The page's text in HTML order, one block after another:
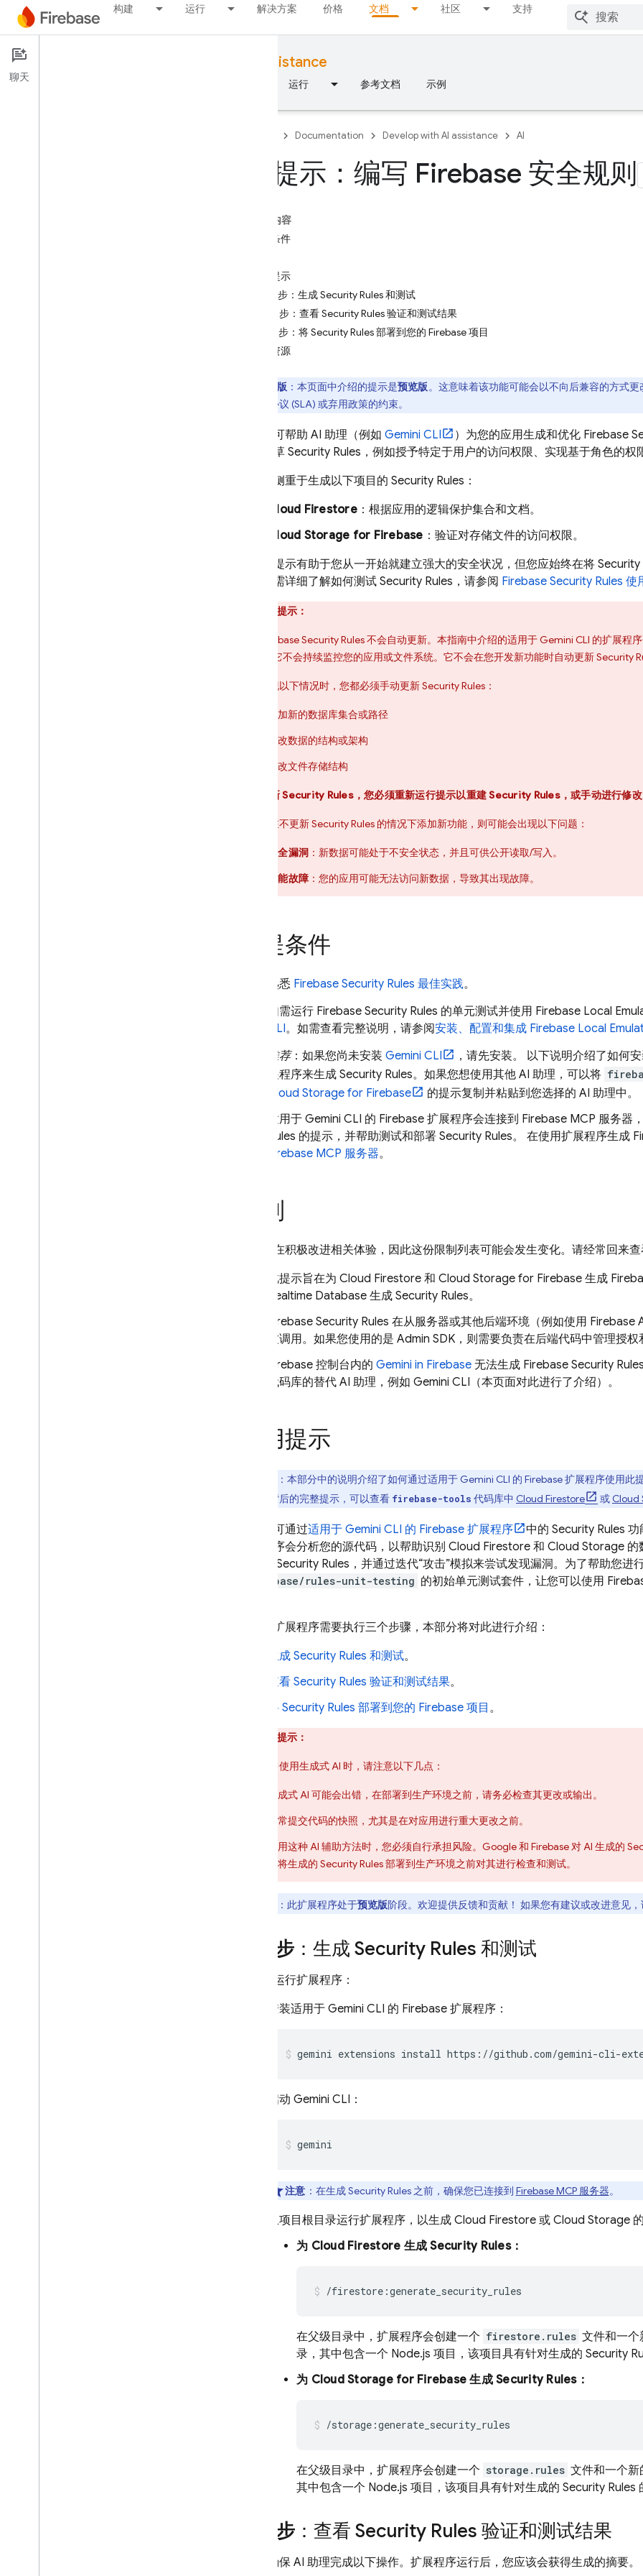
构建 运行 解决方案 价格 文档 社区 支持
Documentation Develop with AI assistance
概览 运行 参考文档 示例
Documentation Develop with AI assistance AI
AI 提示：编写 Firebase 安全规则
本页内容
前提条件
使用提示
第 1 步：生成 Security Rules 和测试
第 2 步：查看 Security Rules 验证和测试结果
第 3 步：将 Security Rules 部署到您的 Firebase 项目
其他资源
预览版 ： 本页面中介绍的提示是预览版。这意味着该功能可能会以不向后兼容的方式
务等级协议 (SLA) 或弃用政策的约束。
此提示可帮助 AI 助理（例如 Gemini CLI ）为您的应用生成和优化 Firebase
场景起草 Security Rules ，例如授予特定于用户的访问权限、实现基于角色的权
此提示侧重于生成以下项目的 Security Rules ：
Cloud Firestore：根据应用的逻辑保护集合和文档。
Cloud Storage for Firebase ：验证对存储文件的访问权限。
使用此提示有助于您从一开始就建立强大的安全状况，但您应始终在将 Security
试。如需详细了解如何测试 Security Rules ，请参阅 Firebase Security Rules 使
重要提示：
Firebase Security Rules不会自动更新。本指南中介绍的适用于Gemini CLI 的扩展程
。它不会持续监控您的应用或文件系统。它不会在您开发新功能时自动更新Security
每次出现以下情况时，您都必须手动更新Security Rules ：
添加新的数据库集合或路径
更改数据的结构或架构
更改文件存储结构
如需更新Security Rules，您必须重新运行提示以重建Security Rules，或手动进行修改
如果您在不更新Security Rules 的情况下添加新功能，则可能会出现以下问题：
安全漏洞 ：新数据可能处于不安全状态，并且可供公开读取/写入。
功能故障 ：您的应用可能无法访问新数据，导致其出现故障。
前提条件
熟悉 Firebase Security Rules 最佳实践。
如需运行 Firebase Security Rules 的单元测试并使用 Firebase Local
CLI。如需查看完整说明，请参阅安装、配置和集成 Firebase Local
推荐：如果您尚未安装 Gemini CLI ，请先安装。 以下说明介绍了如何
展程序来生成 Security Rules。如果您想使用其他 AI 助理，可以将
Cloud Storage for Firebase
的提示复制并粘贴到您选择的 AI 助理中。
适用于 Gemini CLI 的 Firebase 扩展程序会连接到 Firebase MCP 服务器
Rules 的提示，并帮助测试和部署 Security Rules。 在使用扩展程序生成
Firebase MCP 服务器。
限制
我们正在积极改进相关体验，因此这份限制列表可能会发生变化。请经常回来查
此提示旨在为 Cloud Firestore 和 Cloud Storage for Firebase 生成
Realtime Database 生成 Security Rules。
Firebase Security Rules 在从服务器或其他后端环境（例如使用 Firebase
被调用。如果您使用的是 Admin SDK ，则需要负责在后端代码中管理授权
Firebase 控制台内的 Gemini in Firebase 无法生成 Firebase Security Rules
代码库的替代 AI 助理，例如 Gemini CLI （本页面对此进行了介绍）。
使用提示
： 本部分中的说明介绍了如何通过适用于 Gemini CLI 的 Firebase 扩展程序使用此
展程序背后的完整提示，可以查看 firebase-tools 代码库中 Cloud Firestore 或 Cloud
此提示可通过适用于 Gemini CLI 的 Firebase 扩展程序 中的 Security Rules 功
扩展程序会分析您的源代码，以帮助识别 Cloud Firestore 和 Cloud Storage 的
Security Rules ，并通过迭代“攻击”模拟来尝试发现漏洞。为了帮助您进
@firebase/rules-unit-testing 的初始单元测试套件，让您可以使用
使用此扩展程序需要执行三个步骤，本部分将对此进行介绍：
生成 Security Rules 和测试。
查看 Security Rules 验证和测试结果。
将 Security Rules 部署到您的 Firebase 项目 。
重要提示：
在应用中使用生成式 AI 时，请注意以下几点：
生成式 AI 可能会出错，在部署到生产环境之前，请务必检查其更改或输出。
经常提交代码的快照，尤其是在对应用进行重大更改之前。
使用这种 AI 辅助方法时，您必须自行承担风险。Google 和 Firebase 对 AI 生成的
在将生成的 Security Rules部署到生产环境之前对其进行检查和测试。
： 此扩展程序处于预览版阶段。欢迎提供反馈和贡献！ 如果您有建议或改进意见
第 1 步 ：生成Security Rules 和测试
安装并运行扩展程序：
安装适用于 Gemini CLI 的 Firebase 扩展程序：
gemini extensions install https://github.com/gemini-cli-
启动 Gemini CLI ：
gemini
注意 ： 在生成Security Rules之前，确保您已连接到 Firebase MCP 服务器。
从项目根目录运行扩展程序，以生成 Cloud Firestore 或 Cloud Storage 的
为 Cloud Firestore 生成Security Rules：
/firestore:generate_security_rules
在父级目录中，扩展程序会创建一个 firestore.rules 文件和一个
录，其中包含一个 Node.js 项目，该项目具有针对生成的 Security
为 Cloud Storage for Firebase 生成 Security Rules：
/storage:generate_security_rules
在父级目录中，扩展程序会创建一个 storage.rules 文件和一个新
其中包含一个 Node.js 项目，该项目具有针对生成的 Security Rules
第 2 步 ：查看Security Rules 验证和测试结果
确保 AI 助理完成以下操作。扩展程序运行后，您应该会获得生成的摘要。
聊天